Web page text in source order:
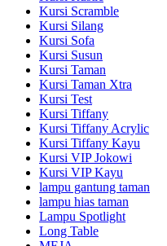
Kursi Scramble
Kursi Silang
Kursi Sofa
Kursi Susun
Kursi Taman
Kursi Taman Xtra
Kursi Test
Kursi Tiffany
Kursi Tiffany Acrylic
Kursi Tiffany Kayu
Kursi VIP Jokowi
Kursi VIP Kayu
lampu gantung taman
lampu hias taman
Lampu Spotlight
Long Table